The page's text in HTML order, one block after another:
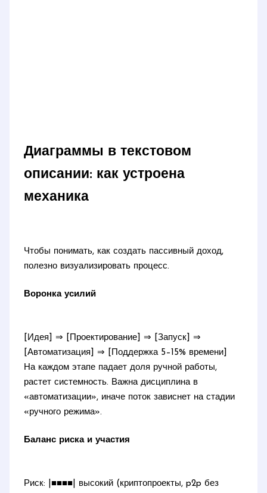
Диаграммы в текстовом
описании: как устроена
механика
Чтобы понимать, как создать пассивный доход,
полезно визуализировать процесс.
Воронка усилий
[Идея] ⇒ [Проектирование] ⇒ [Запуск] ⇒
[Автоматизация] ⇒ [Поддержка 5–15% времени]
На каждом этапе падает доля ручной работы,
растет системность. Важна дисциплина в
«автоматизации», иначе поток зависнет на стадии
«ручного режима».
Баланс риска и участия
Риск: |■■■■| высокий (криптопроекты, p2p без